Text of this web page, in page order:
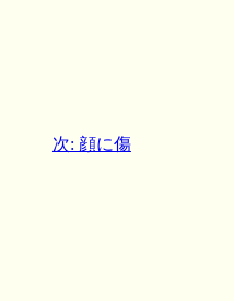
次: 顔に傷